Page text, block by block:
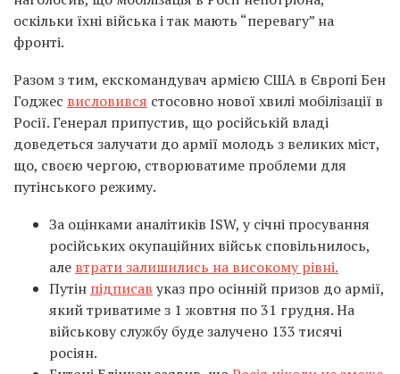
оскільки їхні війська і так мають “перевагу” на
фронті.
Разом з тим, екскомандувач армією США в Європі Бен
Годжес висловився стосовно нової хвилі мобілізації в
Росії. Генерал припустив, що російській владі
доведеться залучати до армії молодь з великих міст,
що, своєю чергою, створюватиме проблеми для
путінського режиму.
За оцінками аналітиків ISW, у січні просування
російських окупаційних військ сповільнилось,
але втрати залишились на високому рівні.
Путін підписав указ про осінній призов до армії,
який триватиме з 1 жовтня по 31 грудня. На
військову службу буде залучено 133 тисячі
росіян.